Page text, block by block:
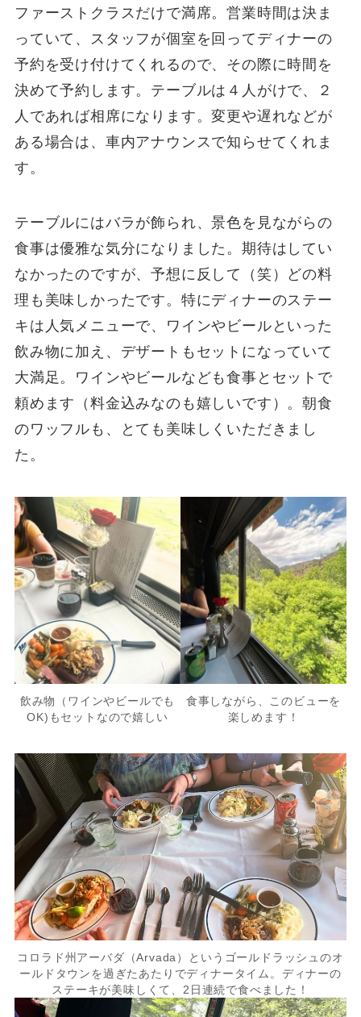
ファーストクラスだけで満席。営業時間は決ま
っていて、スタッフが個室を回ってディナーの
予約を受け付けてくれるので、その際に時間を
決めて予約します。テーブルは４人がけで、２
人であれば相席になります。変更や遅れなどが
ある場合は、車内アナウンスで知らせてくれま
す。
テーブルにはバラが飾られ、景色を見ながらの
食事は優雅な気分になりました。期待はしてい
なかったのですが、予想に反して（笑）どの料
理も美味しかったです。特にディナーのステー
キは人気メニューで、ワインやビールといった
飲み物に加え、デザートもセットになっていて
大満足。ワインやビールなども食事とセットで
頼めます（料金込みなのも嬉しいです）。朝食
のワッフルも、とても美味しくいただきまし
た。
飲み物（ワインやビールでも
OK)もセットなので嬉しい
食事しながら、このビューを
楽しめます！
コロラド州アーバダ（Arvada）というゴールドラッシュのオ
ールドタウンを過ぎたあたりでディナータイム。ディナーの
ステーキが美味しくて、2日連続で食べました！